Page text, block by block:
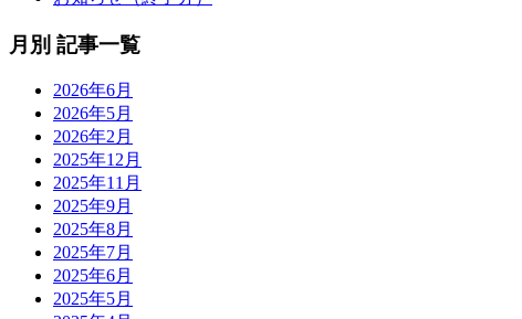
月別 記事一覧
2026年6月
2026年5月
2026年2月
2025年12月
2025年11月
2025年9月
2025年8月
2025年7月
2025年6月
2025年5月